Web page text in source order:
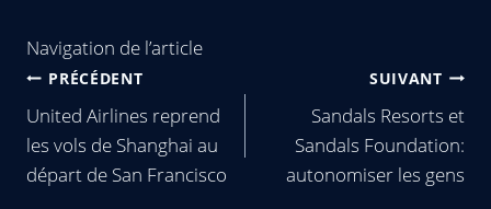
Navigation de l’article
PRÉCÉDENT
United Airlines reprend
les vols de Shanghai au
départ de San Francisco
SUIVANT
Sandals Resorts et
Sandals Foundation:
autonomiser les gens